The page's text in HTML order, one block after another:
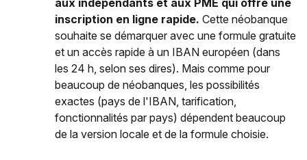
inscription en ligne rapide. Cette néobanque
souhaite se démarquer avec une formule gratuite
et un accès rapide à un IBAN européen (dans
les 24 h, selon ses dires). Mais comme pour
beaucoup de néobanques, les possibilités
exactes (pays de l'IBAN, tarification,
fonctionnalités par pays) dépendent beaucoup
de la version locale et de la formule choisie.